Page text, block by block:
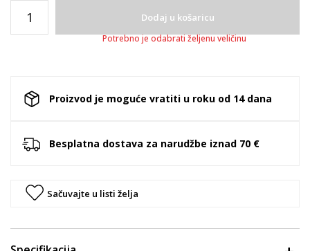
Dodaj u košaricu
Potrebno je odabrati željenu veličinu
Proizvod je moguće vratiti u roku od 14 dana
Besplatna dostava za narudžbe iznad 70 €
Sačuvajte u listi želja